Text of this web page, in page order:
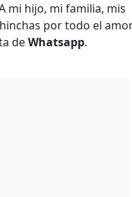
mi hijo, mi familia, mis
por todo el
deWhatsapp.